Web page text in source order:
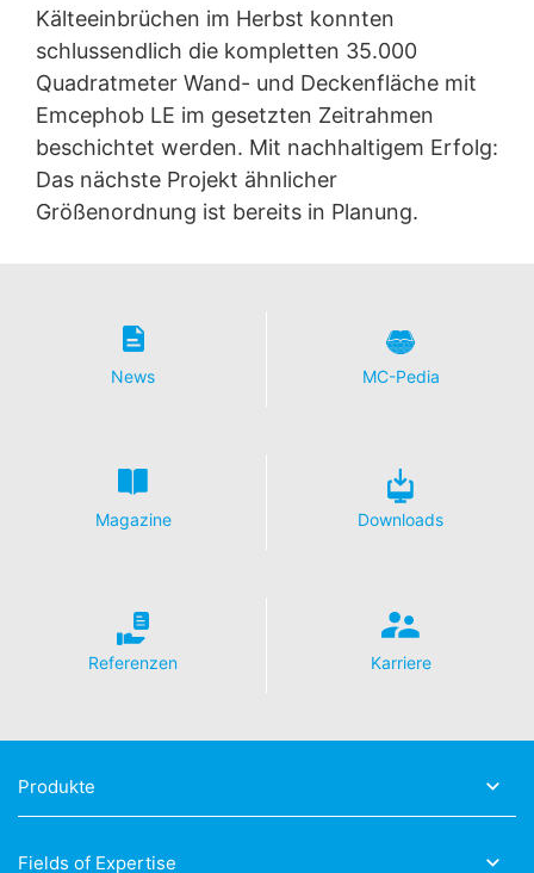
Kälteeinbrüchen im Herbst konnten
schlussendlich die kompletten 35.000
Quadratmeter Wand- und Deckenfläche mit
Emcephob LE im gesetzten Zeitrahmen
beschichtet werden. Mit nachhaltigem Erfolg:
Das nächste Projekt ähnlicher
Größenordnung ist bereits in Planung.
News MC-Pedia
Magazine Downloads
Referenzen Karriere
Produkte
Fields of Expertise